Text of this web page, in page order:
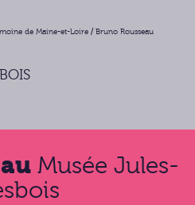
de Maine-et-Loire / Bruno Rousseau
Musée Jules-